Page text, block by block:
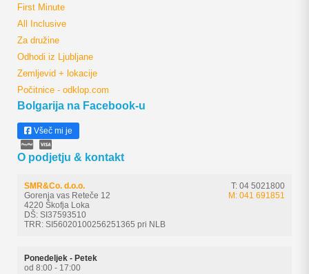
First Minute
All Inclusive
Za družine
Odhodi iz Ljubljane
Zemljevid + lokacije
Počitnice - odklop.com
Bolgarija na Facebook-u
Všeč mi je
O podjetju & kontakt
SMR&Co. d.o.o.
Gorenja vas Reteče 12
4220 Škofja Loka
DŠ: SI37593510
TRR: SI56020100256251365 pri NLB
T: 04 5021800
M: 041 691851
Ponedeljek - Petek
od 8:00 - 17:00